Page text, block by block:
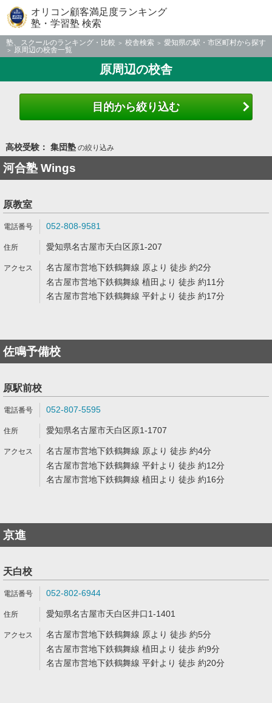
オリコン顧客満足度ランキング
塾・学習塾 検索
塾、スクールのランキング・比較 校舎検索
愛知県の駅・市区町村から探す
原周辺の校舎一覧
原周辺の校舎
目的から絞り込む
高校受験： 集団塾の絞り込み
河合塾 Wings
原教室
052-808-9581
愛知県名古屋市天白区原1-207
名古屋市営地下鉄鶴舞線 原より 徒歩 約2分
名古屋市営地下鉄鶴舞線 植田より 徒歩 約11分
名古屋市営地下鉄鶴舞線 平針より 徒歩 約17分
佐鳴予備校
原駅前校
052-807-5595
愛知県名古屋市天白区原1-1707
名古屋市営地下鉄鶴舞線 原より 徒歩 約4分
名古屋市営地下鉄鶴舞線 平針より 徒歩 約12分
名古屋市営地下鉄鶴舞線 植田より 徒歩 約16分
京進
天白校
052-802-6944
愛知県名古屋市天白区井口1-1401
名古屋市営地下鉄鶴舞線 原より 徒歩 約5分
名古屋市営地下鉄鶴舞線 植田より 徒歩 約9分
名古屋市営地下鉄鶴舞線 平針より 徒歩 約20分